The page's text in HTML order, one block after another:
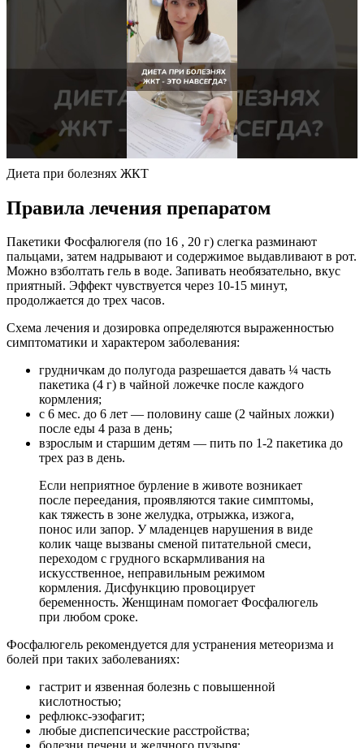
Диета при болезнях ЖКТ
Правила лечения препаратом
Пакетики Фосфалюгеля (по 16 , 20 г) слегка разминают
пальцами, затем надрывают и содержимое выдавливают в рот.
Можно взболтать гель в воде. Запивать необязательно, вкус
приятный. Эффект чувствуется через 10-15 минут,
продолжается до трех часов.
Схема лечения и дозировка определяются выраженностью
симптоматики и характером заболевания:
грудничкам до полугода разрешается давать ¼ часть
пакетика (4 г) в чайной ложечке после каждого
кормления;
с 6 мес. до 6 лет — половину саше (2 чайных ложки)
после еды 4 раза в день;
взрослым и старшим детям — пить по 1-2 пакетика до
трех раз в день.
Если неприятное бурление в животе возникает
после переедания, проявляются такие симптомы,
как тяжесть в зоне желудка, отрыжка, изжога,
понос или запор. У младенцев нарушения в виде
колик чаще вызваны сменой питательной смеси,
переходом с грудного вскармливания на
искусственное, неправильным режимом
кормления. Дисфункцию провоцирует
беременность. Женщинам помогает Фосфалюгель
при любом сроке.
Фосфалюгель рекомендуется для устранения метеоризма и
болей при таких заболеваниях:
гастрит и язвенная болезнь с повышенной
кислотностью;
рефлюкс-эзофагит;
любые диспепсические расстройства;